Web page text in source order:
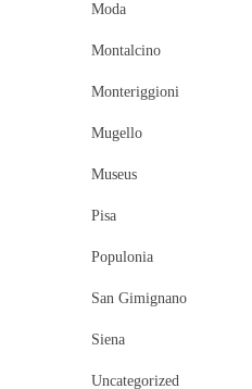
Moda
Montalcino
Monteriggioni
Mugello
Museus
Pisa
Populonia
San Gimignano
Siena
Uncategorized